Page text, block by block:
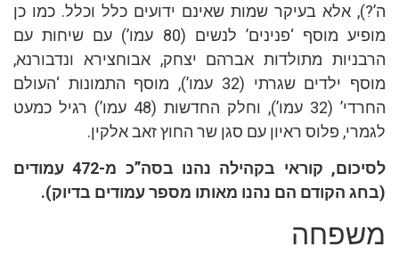
ה’?), אלא בעיקר שמות שאינם ידועים כלל וכלל. כמו כן
מופיע מוסף ‘פנינים’ לנשים (80 עמו’) עם שיחות עם
הרבניות מתולדות אברהם יצחק, אבוחצירא ונדבורנא,
מוסף ילדים שגרתי (32 עמו’), מוסף התמונות ‘העולם
החרדי’ (32 עמו’), וחלק החדשות (48 עמו’) רגיל כמעט
לגמרי, פלוס ראיון עם סגן שר החוץ זאב אלקין.
לסיכום, קוראי בקהילה נהנו בסה”כ מ-472 עמודים
(בחג הקודם הם נהנו מאותו מספר עמודים בדיוק).
משפחה